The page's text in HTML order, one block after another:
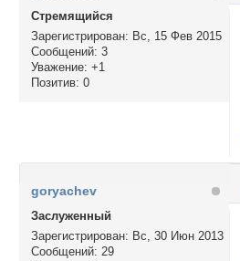
Стремящийся
Зарегистрирован: Вс, 15 Фев 2015
Сообщений: 3
Уважение: +1
Позитив: 0
goryachev
Заслуженный
Зарегистрирован: Вс, 30 Июн 2013
Сообщений: 29